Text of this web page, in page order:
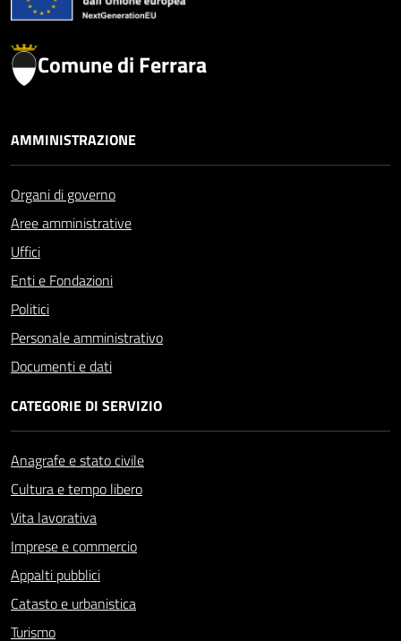
Comune di Ferrara
AMMINISTRAZIONE
Organi di governo
Aree amministrative
Uffici
Enti e Fondazioni
Politici
Personale amministrativo
Documenti e dati
CATEGORIE DI SERVIZIO
Anagrafe e stato civile
Cultura e tempo libero
Vita lavorativa
Imprese e commercio
Appalti pubblici
Catasto e urbanistica
Turismo